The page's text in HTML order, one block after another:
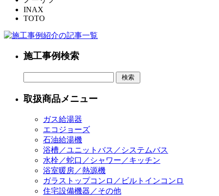
INAX
TOTO
施工事例検索
取扱商品メニュー
ガス給湯器
エコジョーズ
石油給湯機
浴槽／ユニットバス／システムバス
水栓／蛇口／シャワー／キッチン
浴室暖房／熱源機
ガラストップコンロ／ビルトインコンロ
住宅設備機器／その他